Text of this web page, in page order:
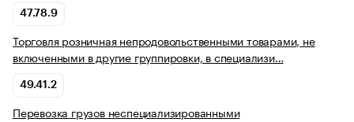
47.78.9
Торговля розничная непродовольственными товарами, не
включенными в другие группировки, в специализи…
49.41.2
Перевозка грузов неспециализированными